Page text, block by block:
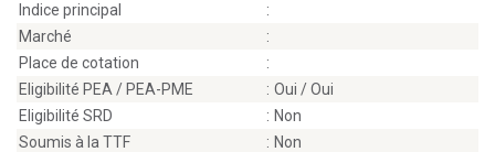
Indice principal
:
Marché
:
Place de cotation
:
Eligibilité PEA / PEA-PME
: Oui / Oui
Eligibilité SRD
: Non
Soumis à la TTF
: Non